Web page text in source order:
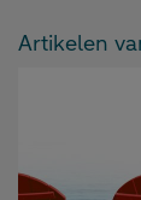
Artikelen